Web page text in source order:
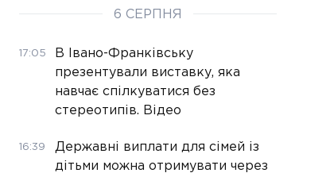
6 СЕРПНЯ
17:05
В Івано-Франківську
презентували виставку, яка
навчає спілкуватися без
стереотипів. Відео
16:39
Державні виплати для сімей із
дітьми можна отримувати через